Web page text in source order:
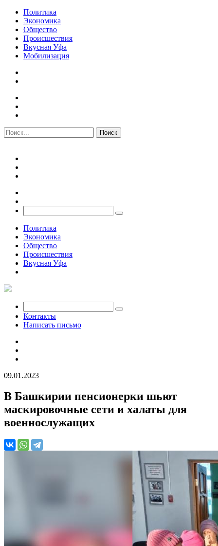
Политика
Экономика
Общество
Происшествия
Вкусная Уфа
Мобилизация
Политика
Экономика
Общество
Происшествия
Вкусная Уфа
Контакты
Написать письмо
09.01.2023
В Башкирии пенсионерки шьют
маскировочные сети и халаты для
военнослужащих